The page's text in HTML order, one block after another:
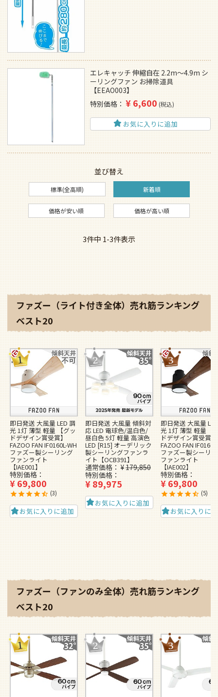
エレキャッチ 伸縮自在 2.2m～4.9m シ
ーリングファン お掃除道具
【EEAO003】
特別価格
¥6,600 税込
お気に入りに追加
並び替え
標準(全高順) 新着順
価格が安い順 価格が高い順
3件中 1-3件表示
ファズー（ライト付き全体）売れ筋ランキング
ベスト20
即日発送 大風量 LED 調
光 1灯 薄型 軽量 【グッ
ドデザイン賞受賞】
FAZOO FAN IF0160L-WH
ファズー製シーリング
ファンライト
【IAE001】
特別価格
¥69,800
3
お気に入りに追加
即日発送 大風量 傾斜対
応 LED 電球色/温白色/
昼白色 5灯 軽量 高演色
LED [R15] オーデリック
製シーリングファンラ
イト【OCB391】
通常価格 ¥179,850
特別価格
¥89,975
お気に入りに追加
即日発送 大風量
光 1灯 薄型 軽量 【
ドデザイン賞受賞】
FAZOO FAN
ファズー製シーリ
ファンライト
【IAE002】
特別価格
¥69,800
5
お気に入りに
ファズー（ファンのみ全体）売れ筋ランキング
ベスト20